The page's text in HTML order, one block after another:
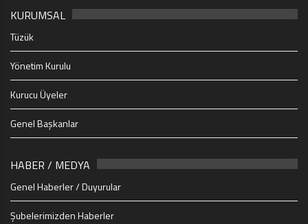
KURUMSAL
Tüzük
Yönetim Kurulu
Kurucu Üyeler
Genel Başkanlar
HABER / MEDYA
Genel Haberler / Duyurular
Şubelerimizden Haberler